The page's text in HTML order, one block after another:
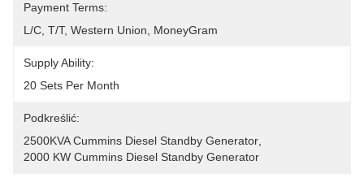
Payment Terms:
L/C, T/T, Western Union, MoneyGram
Supply Ability:
20 Sets Per Month
Podkreślić:
2500KVA Cummins Diesel Standby Generator
2000 KW Cummins Diesel Standby Generator